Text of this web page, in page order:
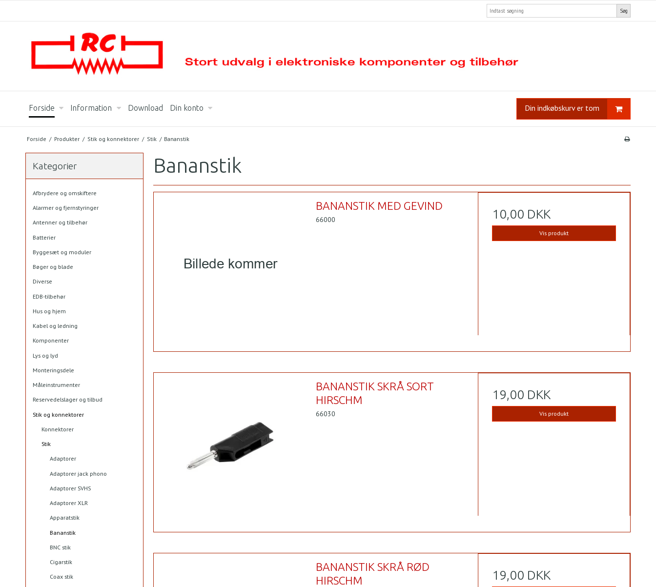
Søg
Forside Information Download Din konto Din indkøbskurv er tom
Forside / Produkter / Stik og konnektorer / Stik / Bananstik
Kategorier
Afbrydere og omskiftere
Alarmer og fjernstyringer
Antenner og tilbehør
Batterier
Byggesæt og moduler
Bøger og blade
Diverse
EDB-tilbehør
Hus og hjem
Kabel og ledning
Komponenter
Lys og lyd
Monteringsdele
Måleinstrumenter
Reservedelslager og tilbud
Stik og konnektorer
Konnektorer
Stik
Adaptorer
Adaptorer jack phono
Adaptorer SVHS
Adaptorer XLR
Apparatstik
Bananstik
BNC stik
Cigarstik
Coax stik
Bananstik
BANANSTIK MED GEVIND
66000 10,00 DKK
Vis produkt
BANANSTIK SKRÅ SORT
HIRSCHM
66030
19,00 DKK
Vis produkt
BANANSTIK SKRÅ RØD
HIRSCHM
19,00 DKK